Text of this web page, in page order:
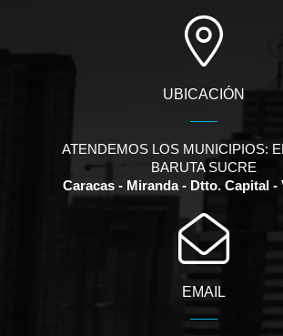
UBICACIÓN
ATENDEMOS LOS MUNICIPIOS:
BARUTA SUCRE
Caracas - Miranda - Dtto. Capital -
EMAIL